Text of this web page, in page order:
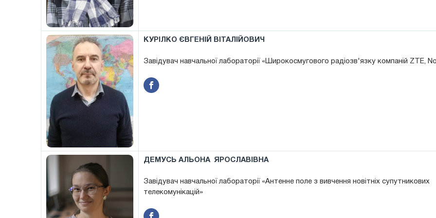
КУРІЛКО ЄВГЕНІЙ ВІТАЛІЙОВИЧ
Завідувач навчальної лабораторії «Широкосмугового радіозв'язку компаній ZTE,
ДЕМУСЬ АЛЬОНА ЯРОСЛАВІВНА
Завідувач навчальної лабораторії «Антенне поле з вивчення новітніх супутникових
телекомунікацій»